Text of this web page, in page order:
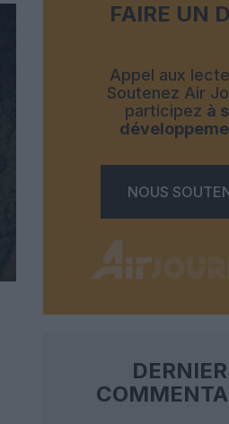
FAIRE UN
Appel aux
Soutenez Air
participez à
NOUS